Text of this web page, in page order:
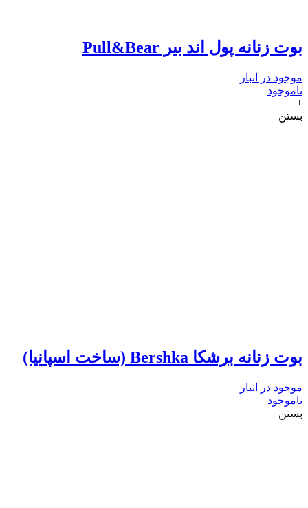
بوت زنانه پول اند بیر Pull&Bear
موجود در انبار
ناموجود
+
بستن
بوت زنانه برشکا Bershka (ساخت اسپانیا)
موجود در انبار
ناموجود
بستن